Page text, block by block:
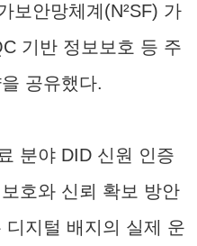
보안망체계(N²SF) 가
기반 정보보호 등 주
공유했다.
분야 DID 신원 인증
호와 신뢰 확보 방안
지털 배지의 실제 운